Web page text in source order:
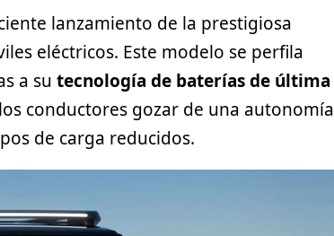
lanzamiento de la prestigiosa
eléctricos. Este modelo se perfila
a su tecnología de baterías de última
conductores gozar de una autonomía
de carga reducidos.